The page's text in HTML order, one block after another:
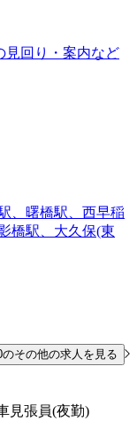
回り・案内など
、曙橋駅、西早稲
橋駅、大久保(東
その他の求人を見る
見張員(夜勤)